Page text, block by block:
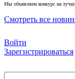
Мы объявляем конкурс на
Смотреть все
Войти
Зарегистрироваться